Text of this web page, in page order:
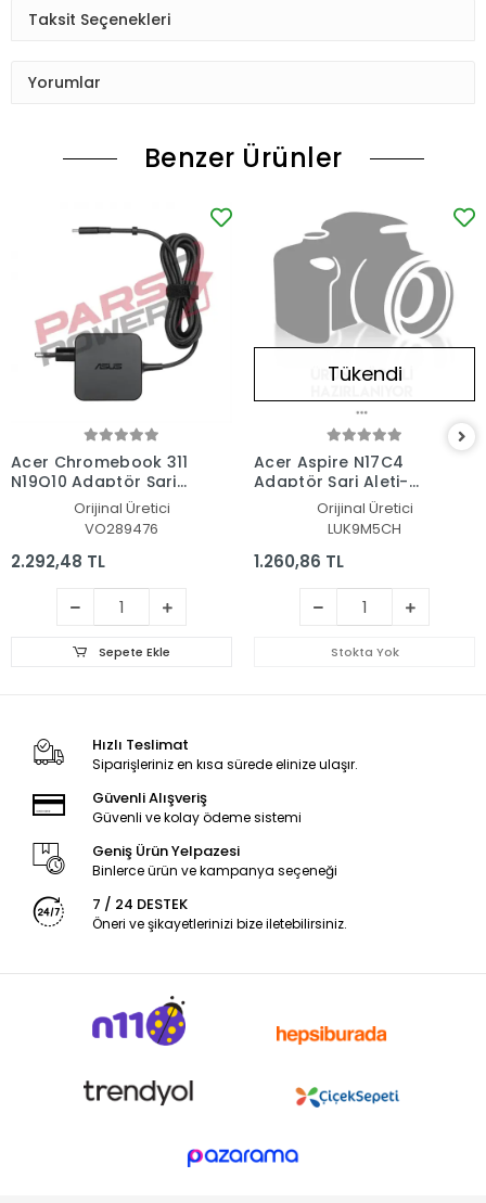
Taksit Seçenekleri
Yorumlar
Benzer Ürünler
Acer Chromebook 311
N19Q10 Adaptör Şarj
Aleti-CihazıOrijinal Üretici
VO289476
2.292,48 TL
Sepete Ekle
Tükendi
Acer Aspire N17C4
Adaptör Şarj Aleti-
Orijinal Üretici
LUK9M5CH
1.260,86 TL
Stokta Yok
Hızlı Teslimat
Siparişleriniz en kısa sürede elinize ulaşır.
Güvenli Alışveriş
Güvenli ve kolay ödeme sistemi
Geniş Ürün Yelpazesi
Binlerce ürün ve kampanya seçeneği
7 / 24 DESTEK
Öneri ve şikayetlerinizi bize iletebilirsiniz.